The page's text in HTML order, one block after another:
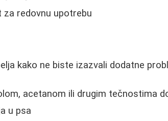
za redovnu upotrebu
kako ne biste izazvali dodatne
acetanom ili drugim tečnostima
u psa